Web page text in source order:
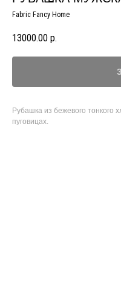
Fabric Fancy Home
13000.00 р.
Рубашка из бежевого тонкого
пуговицах.